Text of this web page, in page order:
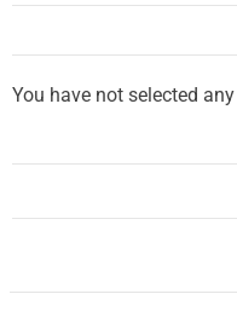
You have not selected